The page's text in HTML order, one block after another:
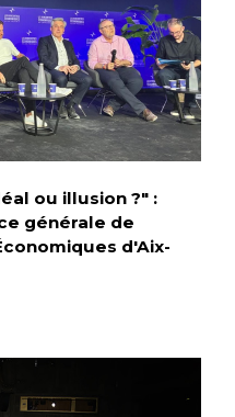
ou illusion ?" :
générale de
d'Aix-